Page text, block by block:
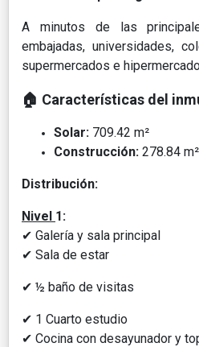
A minutos de las
embajadas, universidades,
supermercados e
🏠 Características del
Solar: 709.42 m²
Construcción: 278.84 m²
Distribución:
Nivel 1:
✔ Galería y sala principal
✔ Sala de estar
✔ ½ baño de visitas
✔ 1 Cuarto estudio
✔ Cocina con desayunador y